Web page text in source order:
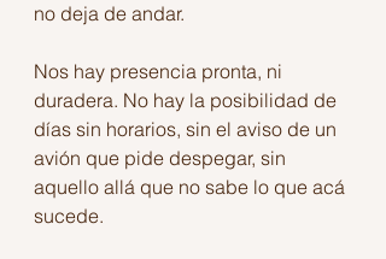
no deja de andar.
Nos hay presencia pronta, ni
duradera. No hay la posibilidad de
días sin horarios, sin el aviso de un
avión que pide despegar, sin
aquello allá que no sabe lo que acá
sucede.